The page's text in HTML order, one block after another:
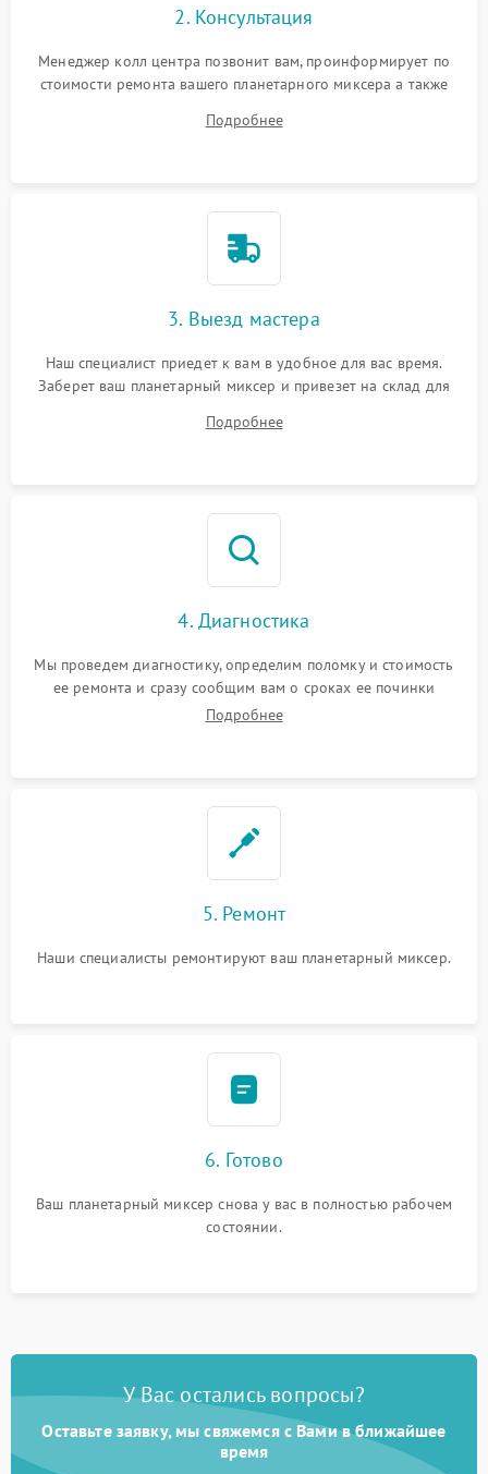
Поломка системы защиты
1000 ₽
2. Консультация
Менеджер колл центра позвонит вам, проинформирует по
стоимости ремонта вашего планетарного миксера а также
Подробнее
3. Выезд мастера
Наш специалист приедет к вам в удобное для вас время.
Заберет ваш планетарный миксер и привезет на склад для
Подробнее
4. Диагностика
Мы проведем диагностику, определим поломку и стоимость
ее ремонта и сразу сообщим вам о сроках ее починки
Подробнее
5. Ремонт
Наши специалисты ремонтируют ваш планетарный миксер.
6. Готово
Ваш планетарный миксер снова у вас в полностью рабочем
состоянии.
У Вас остались вопросы?
Оставьте заявку, мы свяжемся с Вами в ближайшее
время